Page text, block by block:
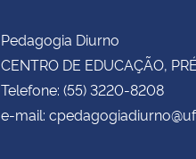
Pedagogia Diurno
CENTRO DE EDUCAÇÃO,
Telefone: (55) 3220-8208
e-mail: